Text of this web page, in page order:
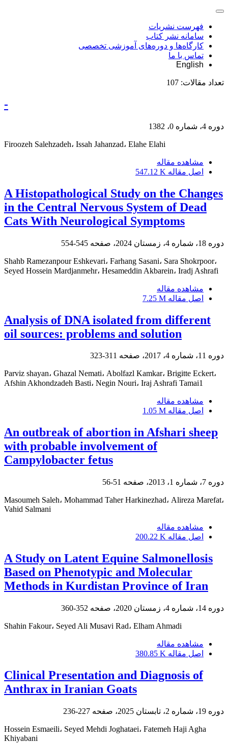
فهرست نشریات
سامانه نشر کتاب
کارگاه‌ها و دوره‌های آموزشی تخصصی
تماس با ما
English
تعداد مقالات: 107
-
دوره 4، شماره 0، 1382
Firoozeh Salehzadeh، Issah Jahanzad، Elahe Elahi
مشاهده مقاله
اصل مقاله 547.12 K
A Histopathological Study on the Changes
in the Central Nervous System of Dead
Cats With Neurological Symptoms
دوره 18، شماره 4، زمستان 2024، صفحه 545-554
Shahb Ramezanpour Eshkevari، Farhang Sasani، Sara Shokrpoor،
Seyed Hossein Mardjanmehr، Hesameddin Akbarein، Iradj Ashrafi
مشاهده مقاله
اصل مقاله 7.25 M
Analysis of DNA isolated from different
oil sources: problems and solution
دوره 11، شماره 4، 2017، صفحه 311-323
Parviz shayan، Ghazal Nemati، Abolfazl Kamkar، Brigitte Eckert،
Afshin Akhondzadeh Basti، Negin Nouri، Iraj Ashrafi Tamai1
مشاهده مقاله
اصل مقاله 1.05 M
An outbreak of abortion in Afshari sheep
with probable involvement of
Campylobacter fetus
دوره 7، شماره 1، 2013، صفحه 51-56
Masoumeh Saleh، Mohammad Taher Harkinezhad، Alireza Marefat،
Vahid Salmani
مشاهده مقاله
اصل مقاله 200.22 K
A Study on Latent Equine Salmonellosis
Based on Phenotypic and Molecular
Methods in Kurdistan Province of Iran
دوره 14، شماره 4، زمستان 2020، صفحه 352-360
Shahin Fakour، Seyed Ali Musavi Rad، Elham Ahmadi
مشاهده مقاله
اصل مقاله 380.85 K
Clinical Presentation and Diagnosis of
Anthrax in Iranian Goats
دوره 19، شماره 2، تابستان 2025، صفحه 227-236
Hossein Esmaeili، Seyed Mehdi Joghataei، Fatemeh Haji Agha
Khiyabani